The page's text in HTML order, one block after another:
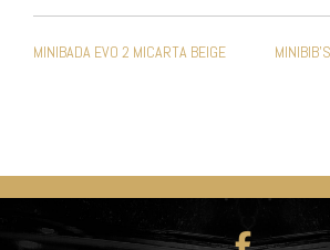
DE
MINIBADA EVO 2 MICARTA BEIGE